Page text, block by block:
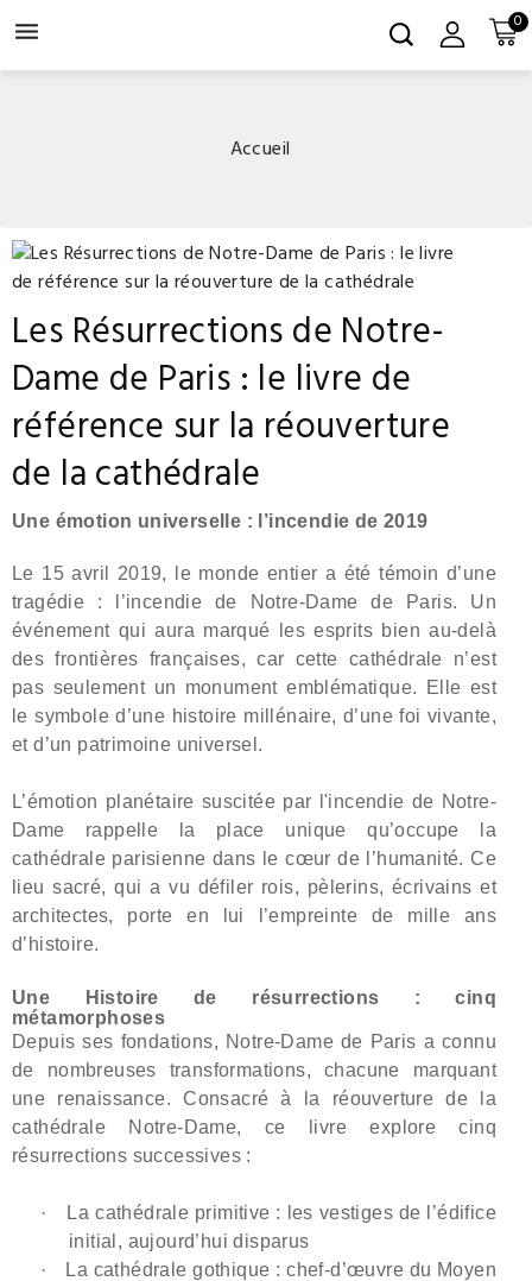
 0
Accueil
Les Résurrections de Notre-
Dame de Paris : le livre de
référence sur la réouverture
de la cathédrale
Une émotion universelle : l’incendie de 2019
Le 15 avril 2019, le monde entier a été témoin d’une
tragédie : l’incendie de Notre-Dame de Paris. Un
événement qui aura marqué les esprits bien au-delà
des frontières françaises, car cette cathédrale n’est
pas seulement un monument emblématique. Elle est
le symbole d’une histoire millénaire, d’une foi vivante,
et d’un patrimoine universel.
L’émotion planétaire suscitée par l'incendie de Notre-
Dame rappelle la place unique qu’occupe la
cathédrale parisienne dans le cœur de l’humanité. Ce
lieu sacré, qui a vu défiler rois, pèlerins, écrivains et
architectes, porte en lui l’empreinte de mille ans
d’histoire.
Une Histoire de résurrections : cinq
métamorphoses
Depuis ses fondations, Notre-Dame de Paris a connu
de nombreuses transformations, chacune marquant
une renaissance. Consacré à la réouverture de la
cathédrale Notre-Dame, ce livre explore cinq
résurrections successives :
·
La cathédrale primitive : les vestiges de l’édifice
initial, aujourd’hui disparus
·
La cathédrale gothique : chef-d’œuvre du Moyen